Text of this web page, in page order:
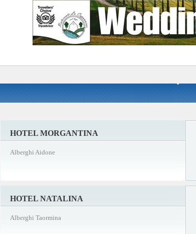
HOTEL MORGANTINA
Alberghi Aidone
HOTEL NATALINA
Alberghi Taormina